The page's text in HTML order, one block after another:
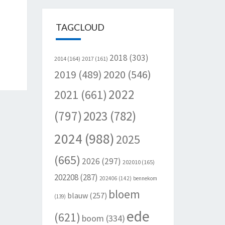
TAGCLOUD
2014(164) 2017(161) 2018 (303)
2019 (489) 2020 (546)
2021 (661) 2022
(797)2023 (782)
2024 (988) 2025
(665) 2026 (297) 202010(165)
202208(287) 202406 (142) bennekom
(139) blauw(257) bloem
(621) boom (334) ede